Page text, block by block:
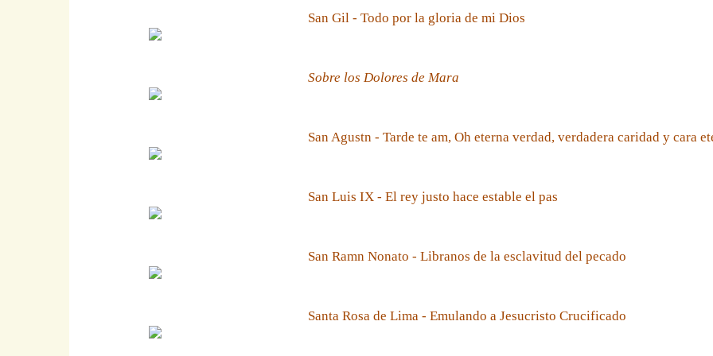
San Gil - Todo por la gloria de mi Dios
Sobre los Dolores de Mara
San Agustn - Tarde te am, Oh eterna verdad, verdadera caridad y cara
San Luis IX - El rey justo hace estable el pas
San Ramn Nonato - Libranos de la esclavitud del pecado
Santa Rosa de Lima - Emulando a Jesucristo Crucificado